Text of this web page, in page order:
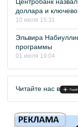
Центробанк
доллара и
10 июля 15:31
Эльвира
программы
01 июля 19:04
Читайте нас в